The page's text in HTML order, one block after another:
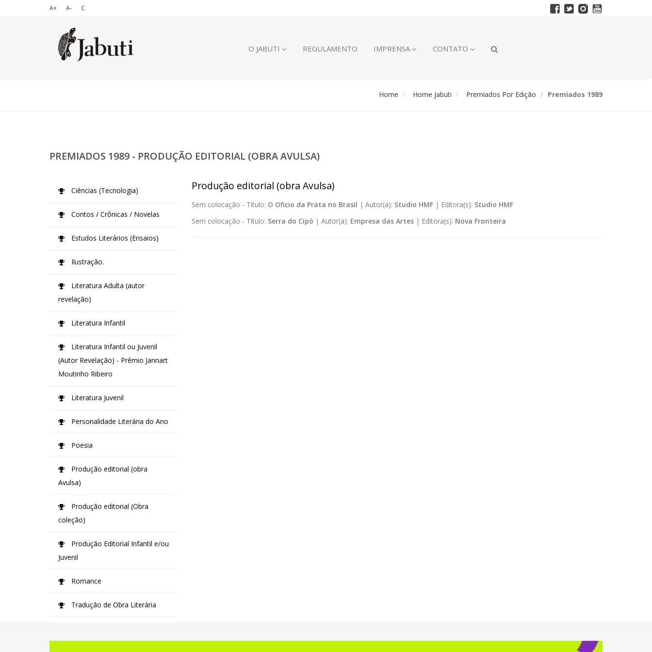
A+ A- C
O JABUTI REGULAMENTO IMPRENSA CONTATO
Home Home Jabuti Premiados Por Edição Premiados 1989
PREMIADOS 1989 - PRODUÇÃO EDITORIAL (OBRA AVULSA)
Produção editorial (obra Avulsa)
Sem colocação - Título: O Oficio da Prata no Brasil | Autor(a): Studio HMF| Editora(s): Studio HMF
Sem colocação - Título: Serra do Cipó | Autor(a): Empresa das Artes| Editora(s): Nova Fronteira
Ciências (Tecnologia)
Contos / Crônicas / Novelas
Estudos Literários (Ensaios)
Ilustração.
Literatura Adulta (autor
revelação)
Literatura Infantil
Literatura Infantil ou Juvenil
(Autor Revelação) - Prêmio Jannart
Moutinho Ribeiro
Literatura Juvenil
Personalidade Literária do Ano
Poesia
Produção editorial (obra
Avulsa)
Produção editorial (Obra
coleção)
Produção Editorial Infantil e/ou
Juvenil
Romance
Tradução de Obra Literária